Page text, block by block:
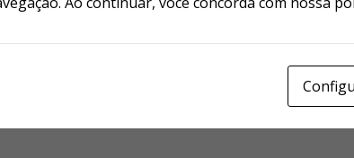
em todo o mundo. Em suma, Lara
há 20 anos. Junte-se a
para explorar o impacto de
ela ajudou a quebrar barreiras